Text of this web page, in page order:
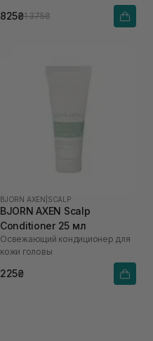
825₴1 375₴
BJORN AXEN SCALP
BJORN AXEN Scalp
Conditioner 25 мл
Освежающий кондиционер для
кожи головы
225₴